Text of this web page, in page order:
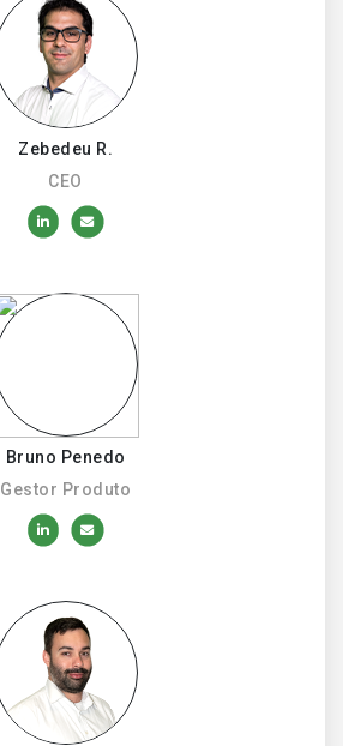
Zebedeu R.
CEO
Bruno Penedo
Gestor Produto